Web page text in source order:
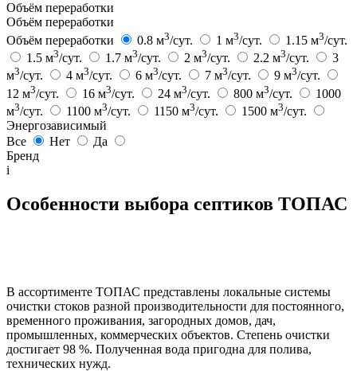
Объём переработки
Объём переработки
Объём переработки
0.8 м3/сут. 1 м3/сут. 1.15 м3/сут.
1.5 м3/сут. 1.7 м3/сут. 2 м3/сут. 2.2 м3/сут.
3
м3/сут. 4 м3/сут. 6 м3/сут. 7 м3/сут. 9 м3/сут.
12 м3/сут. 16 м3/сут. 24 м3/сут. 800 м3/сут.
1000
м3/сут. 1100 м3/сут. 1150 м3/сут. 1500 м3/сут.
Энергозависимый
Все
Нет
Да
Бренд
i
Особенности выбора септиков ТОПАС
В ассортименте ТОПАС представлены локальные системы
очистки стоков разной производительности для постоянного,
временного проживания, загородных домов, дач,
промышленных, коммерческих объектов. Степень очистки
достигает 98 %. Полученная вода пригодна для полива,
технических нужд.